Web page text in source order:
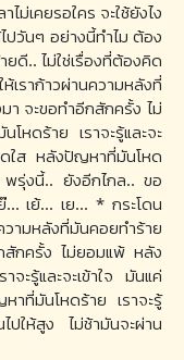
าไม่เคยรอใคร จะใช้ยังไง
ปวันๆ อย่างนี้ทำไม ต้อง
ดี.. ไม่ใช่เรื่องที่ต้องคิด
ราก้าวผ่านความหลังที่
า จะขอทำอีกสักครั้ง ไม่
หดร้าย เราจะรู้และจะ
ดใส หลังปัญหาที่มันโหด
พรุ่งนี้.. ยังอีกไกล.. ขอ
เย้... เย... * กระโดน
ามหลังที่มันคอยทำร้าย
สักครั้ง ไม่ยอมแพ้ หลัง
ะรู้และจะเข้าใจ มันแค่
าที่มันโหดร้าย เราจะรู้
ปให้สูง ไม่ช้ามันจะผ่าน